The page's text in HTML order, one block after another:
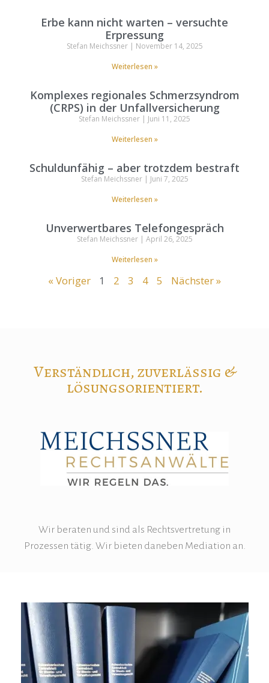
Erbe kann nicht warten – versuchte
Erpressung
Stefan Meichssner
November 14, 2025
Weiterlesen »
Komplexes regionales Schmerzsyndrom
(CRPS) in der Unfallversicherung
Stefan Meichssner
Juni 11, 2025
Weiterlesen »
Schuldunfähig – aber trotzdem bestraft
Stefan Meichssner
Juni 7, 2025
Weiterlesen »
Unverwertbares Telefongespräch
Stefan Meichssner
April 26, 2025
Weiterlesen »
« Voriger 1 2 3 4 5 Nächster »
Verständlich, zuverlässig &
lösungsorientiert.
Wir beraten und sind als Rechtsvertretung in
Prozessen tätig. Wir bieten daneben Mediation an.